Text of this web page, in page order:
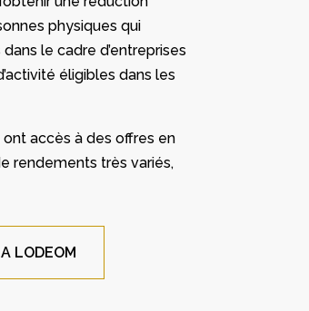
physiques qui
le cadre d’entreprises
éligibles dans les
ont accès à des offres en
rendements très variés,
LODEOM